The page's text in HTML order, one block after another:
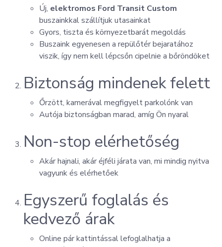
Új, elektromos Ford Transit Custom
buszainkkal szállítjuk utasainkat
Gyors, tiszta és környezetbarát megoldás
Buszaink egyenesen a repülőtér bejaratához
viszik, így nem kell lépcsőn cipelnie a bőröndöket
Biztonság mindenek felett
Őrzött, kamerával megfigyelt parkolónk van
Autója biztonságban marad, amíg Ön nyaral
Non-stop elérhetőség
Akár hajnali, akár éjféli járata van, mi mindig nyitva
vagyunk és elérhetőek
Egyszerű foglalás és
kedvező árak
Online pár kattintással lefoglalhatja a